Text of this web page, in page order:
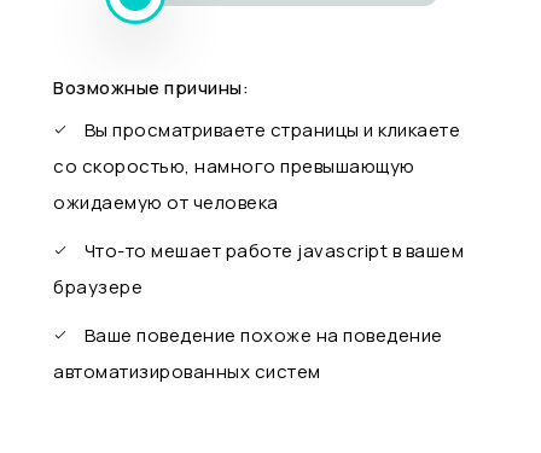
Возможные причины:
Вы просматриваете страницы и кликаете
со скоростью, намного превышающую
ожидаемую от человека
Что-то мешает работе javascript в вашем
браузере
Ваше поведение похоже на поведение
автоматизированных систем